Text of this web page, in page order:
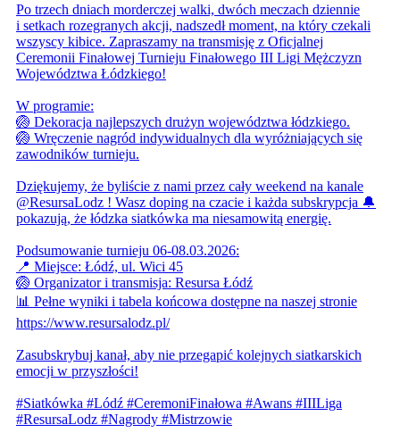
Po trzech dniach morderczej walki, dwóch meczach dziennie
i setkach rozegranych akcji, nadszedł moment, na który czekali
wszyscy kibice. Zapraszamy na transmisję z Oficjalnej
Ceremonii Finałowej Turnieju Finałowego III Ligi Mężczyzn
Województwa Łódzkiego!
W programie:
🏐 Dekoracja najlepszych drużyn województwa łódzkiego.
🏐 Wręczenie nagród indywidualnych dla wyróżniających się
zawodników turnieju.
Dziękujemy, że byliście z nami przez cały weekend na kanale
@ResursaLodz ! Wasz doping na czacie i każda subskrypcja 🔔
pokazują, że łódzka siatkówka ma niesamowitą energię.
Podsumowanie turnieju 06-08.03.2026:
📍 Miejsce: Łódź, ul. Wici 45
🏐 Organizator i transmisja: Resursa Łódź
📊 Pełne wyniki i tabela końcowa dostępne na naszej stronie
https://www.resursalodz.pl/
Zasubskrybuj kanał, aby nie przegapić kolejnych siatkarskich
emocji w przyszłości!
#Siatkówka #Lódź #CeremoniFinałowa #Awans #IIILiga
#ResursaLodz #Nagrody #Mistrzowie